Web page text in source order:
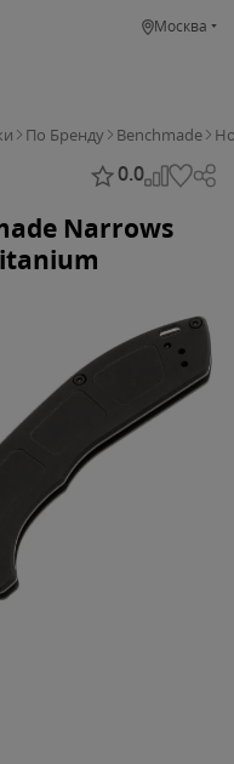
Москва
По Бренду Benchmade
0.0
Narrows